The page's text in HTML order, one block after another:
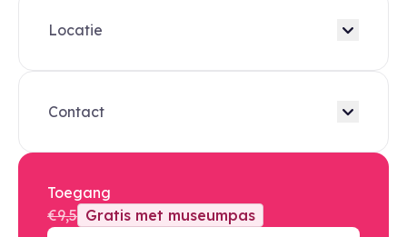
Locatie
Contact
Toegang
€9,5 Gratis met museumpas